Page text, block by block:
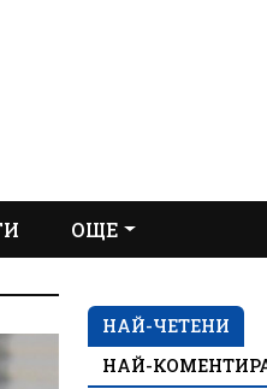
ОЩЕ
НАЙ-ЧЕТЕНИ
НАЙ-